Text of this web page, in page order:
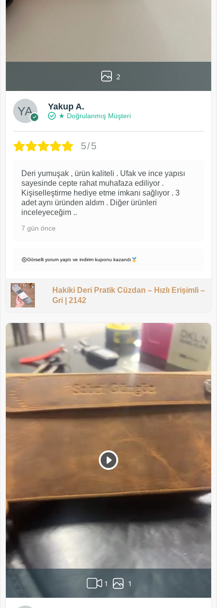
2
Yakup A.
★ Doğrulanmış Müşteri
5/5
Deri yumuşak , ürün kaliteli . Ufak ve ince yapısı
sayesinde cepte rahat muhafaza ediliyor .
Kişiselleştirme hediye etme imkanı sağlıyor . 3
adet aynı üründen aldım . Diğer ürünleri
inceleyeceğim ..
7 gün önce
Görselli yorum yaptı ve indirim kuponu kazandı
Hakiki Deri Pratik Cüzdan – Hızlı Erişimli –
Gri | 2142
1 1